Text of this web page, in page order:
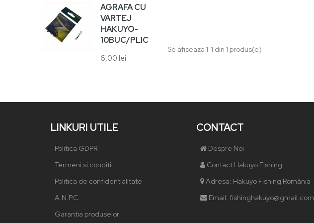
AGRAFA CU
VARTEJ
HAKUYO-
10BUC/PLIC
6,00 lei
Se afiseaza 1-1 din 1 produs(e)
LINKURI UTILE
Politica GDPR
Termeni si conditii
Politica de confidentialitate
A.N.P.C.
Garantia produselor
CONTACT
Despre Noi
Contact Hakuyo Fishing
Adresa: Hakuyo Fishing România
Email: fishinghakuyo@gmail.com